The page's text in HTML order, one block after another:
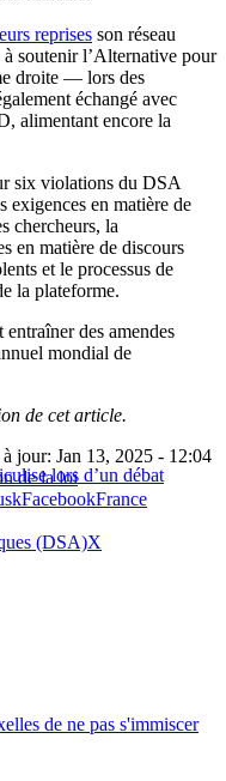
reprises son réseau
soutenir l’Alternative pour
droite — lors des
échangé avec
alimentant encore la
six violations du DSA
exigences en matière de
chercheurs, la
en matière de discours
et le processus de
la plateforme.
des amendes
mondial de
de cet article.
lors d’un débat
jour: Jan 13, 2025 - 12:04
de la loi
FacebookFrance
(DSA)X
de ne pas s'immiscer